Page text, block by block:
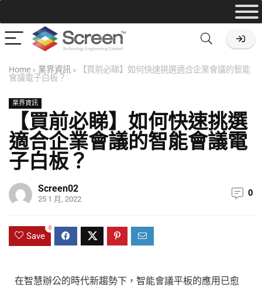
Home » 業界資訊 »
【買前必睇】如何快速挑選適合企業會議的智能
會議電子白板？
業界資訊
【買前必睇】如何快速挑選
適合企業會議的智能會議電
子白板？
Screen02
25 1 月, 2022
0
Save
0
在智慧辦公的時代新趨勢下，智能會議平板的應用已愈